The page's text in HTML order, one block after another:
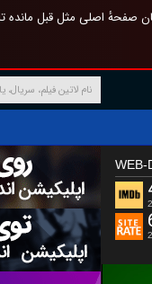
صفحهٔ اصلی مثل قبل مانده
WEB-